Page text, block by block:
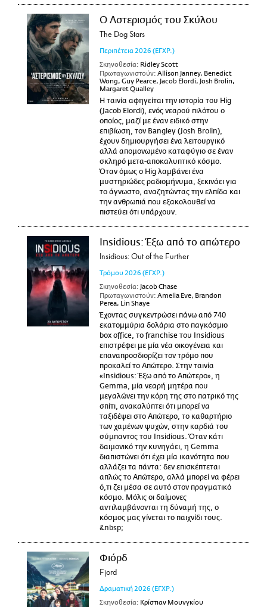
Ο Αστερισμός του Σκύλου
The Dog Stars
Περιπέτεια 2026 (ΕΓΧΡ.)
Σκηνοθεσία: Ridley Scott
Πρωταγωνιστούν: Allison Janney, Benedict
Wong, Guy Pearce, Jacob Elordi, Josh Brolin,
Margaret Qualley
Η ταινία αφηγείται την ιστορία του Hig
(Jacob Elordi), ενός νεαρού πιλότου ο
οποίος, μαζί με έναν ειδικό στην
επιβίωση, τον Bangley (Josh Brolin),
έχουν δημιουργήσει ένα λειτουργικό
αλλά απομονωμένο καταφύγιο σε έναν
σκληρό μετα-αποκαλυπτικό κόσμο.
Όταν όμως ο Hig λαμβάνει ένα
μυστηριώδες ραδιομήνυμα, ξεκινάει για
το άγνωστο, αναζητώντας την ελπίδα και
την ανθρωπιά που εξακολουθεί να
πιστεύει ότι υπάρχουν.
Insidious: Έξω από το απώτερο
Insidious: Out of the Further
Τρόμου 2026 (ΕΓΧΡ.)
Σκηνοθεσία: Jacob Chase
Πρωταγωνιστούν: Amelia Eve, Brandon
Perea, Lin Shaye
Έχοντας συγκεντρώσει πάνω από 740
εκατομμύρια δολάρια στο παγκόσμιο
box office, το franchise του Insidious
επιστρέφει με μία νέα οικογένεια και
επαναπροσδιορίζει τον τρόμο που
προκαλεί το Απώτερο. Στην ταινία
«Insidious: Έξω από το Απώτερο», η
Gemma, μία νεαρή μητέρα που
μεγαλώνει την κόρη της στο πατρικό της
σπίτι, ανακαλύπτει ότι μπορεί να
ταξιδέψει στο Απώτερο, το καθαρτήριο
των χαμένων ψυχών, στην καρδιά του
σύμπαντος του Insidious. Όταν κάτι
δαιμονικό την κυνηγάει, η Gemma
διαπιστώνει ότι έχει μία ικανότητα που
αλλάζει τα πάντα: δεν επισκέπτεται
απλώς το Απώτερο, αλλά μπορεί να φέρει
ό,τι ζει μέσα σε αυτό στον πραγματικό
κόσμο. Μόλις οι δαίμονες
αντιλαμβάνονται τη δύναμή της, ο
κόσμος μας γίνεται το παιχνίδι τους.
&nbsp;
Φιόρδ
Fjord
Δραματική 2026 (ΕΓΧΡ.)
Σκηνοθεσία: Κρίστιαν Μουνγκίου